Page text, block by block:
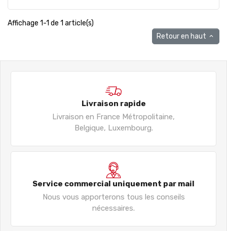
Affichage 1-1 de 1 article(s)
Retour en haut 
Livraison rapide
Livraison en France Métropolitaine,
Belgique, Luxembourg.
Service commercial uniquement par mail
Nous vous apporterons tous les conseils
nécessaires.